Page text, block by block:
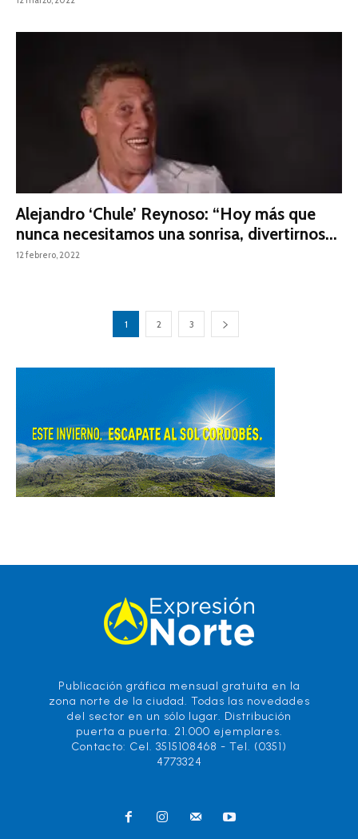
Alejandro ‘Chule’ Reynoso: “Hoy más que
nunca necesitamos una sonrisa, divertirnos...
12 febrero, 2022
1 2 3
Publicación gráfica mensual gratuita en la
zona norte de la ciudad. Todas las novedades
del sector en un sólo lugar. Distribución
puerta a puerta. 21.000 ejemplares.
Contacto: Cel. 3515108468 - Tel. (0351)
4773324